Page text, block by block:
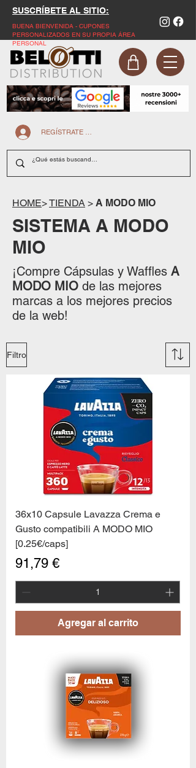
SUSCRÍBETE AL SITIO:
BUENA BIENVENIDA - CUPONES
PERSONALIZADOS EN SU PROPIA ÁREA
PERSONAL
REGÍSTRATE EN LA PÁGINA WEB
HOME>TIENDA > A MODO MIO
SISTEMA A MODO
MIO
¡Compre Cápsulas y Waffles A
MODO MIO de las mejores
marcas a los mejores precios
de la web!
Filtro
36x10 Capsule Lavazza Crema e
Gusto compatibili A MODO MIO
[0.25€/caps]
Precio
91,79 €
Agregar al carrito